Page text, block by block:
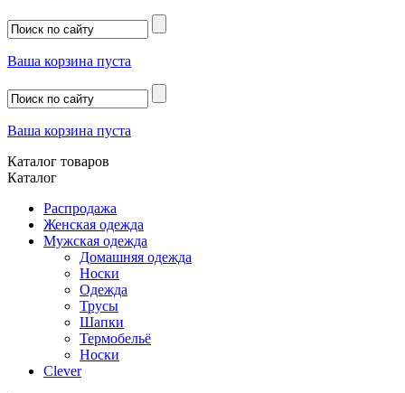
Ваша корзина пуста
Ваша корзина пуста
Каталог товаров
Каталог
Распродажа
Женская одежда
Мужская одежда
Домашняя одежда
Носки
Одежда
Трусы
Шапки
Термобельё
Носки
Clever